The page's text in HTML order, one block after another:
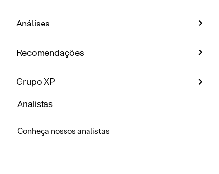
Análises
Recomendações
Grupo XP
Analistas
Conheça nossos analistas